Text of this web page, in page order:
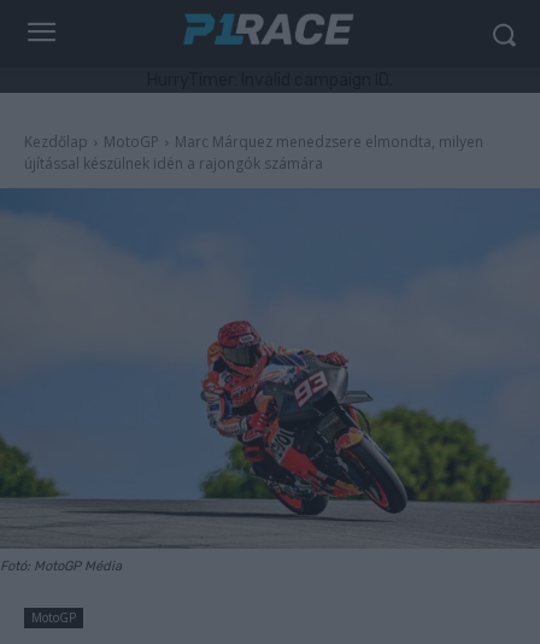
Kezdőlap MotoGP
Marc Márquez menedzsere elmondta, milyen
újítással készülnek idén a rajongók számára
Fotó: MotoGP Média
MotoGP